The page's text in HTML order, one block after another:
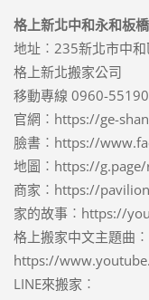
格上新北中和永和板
地址︰235新北市中
格上新北搬家公司
移動專線 0960-
官網︰https://ge-
臉書︰https://
地圖︰https://g.page/
商家︰https://
家的故事︰https://
格上搬家中文主題曲︰
https://
LINE來搬家︰